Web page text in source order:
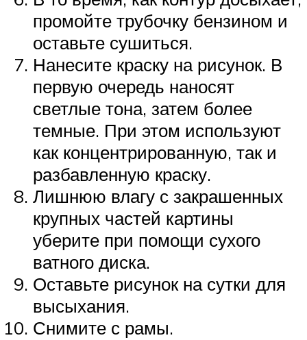
промойте трубочку бензином и
оставьте сушиться.
Нанесите краску на рисунок. В
первую очередь наносят
светлые тона, затем более
темные. При этом используют
как концентрированную, так и
разбавленную краску.
Лишнюю влагу с закрашенных
крупных частей картины
уберите при помощи сухого
ватного диска.
Оставьте рисунок на сутки для
высыхания.
Снимите с рамы.